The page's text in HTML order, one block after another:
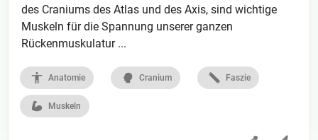
des Craniums des Atlas und des Axis, sind wichtige
Muskeln für die Spannung unserer ganzen
Rückenmuskulatur ...
Anatomie Cranium Faszie
Muskeln